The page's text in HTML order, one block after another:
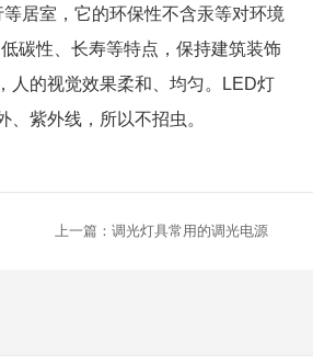
居室，它的环保性不含汞等对环境
碳性、长寿等特点，保持建筑装饰
人的视觉效果柔和、均匀。LED灯
紫外线，所以不招虫。
上一篇：调光灯具常用的调光电源